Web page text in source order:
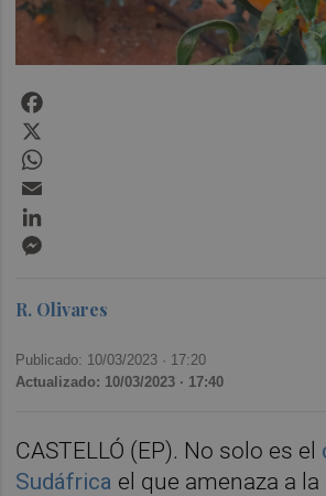
R. Olivares
Publicado: 10/03/2023 · 17:20
Actualizado: 10/03/2023 · 17:40
CASTELLÓ (EP). No solo es el
Sudáfrica el que amenaza a